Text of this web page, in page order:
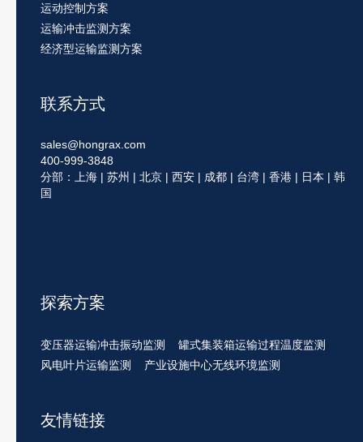
运动控制方案
运输冲击监测方案
经济型运输监测方案
联系方式
sales@hongrax.com
400-999-3848
分部：上海 | 苏州 | 北京 | 西安 | 成都 | 台湾 | 香港 | 日本 | 韩
国
探索方案
变压器运输冲击振动监测
罐式集装箱运输过程温度监测
风电叶片运输监测
产业设施中心无线环境监测
友情链接